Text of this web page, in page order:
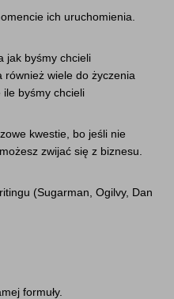
ich uruchomienia.
jak byśmy chcieli
wiele do życzenia
byśmy chcieli
kwestie, bo jeśli nie
zwijać się z biznesu.
(Sugarman, Ogilvy, Dan
formuły.